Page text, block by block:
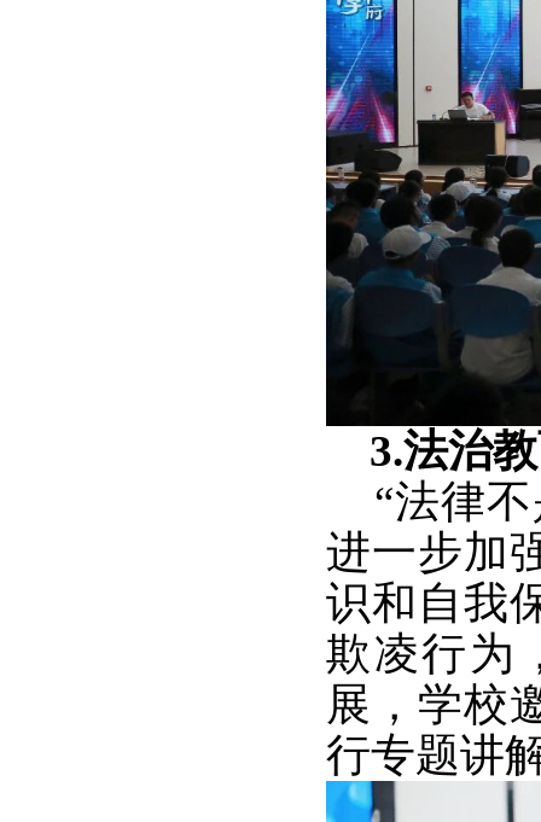
3.法治
“法律不
进一步加
识和自我
欺凌行为
展，学校
行专题讲